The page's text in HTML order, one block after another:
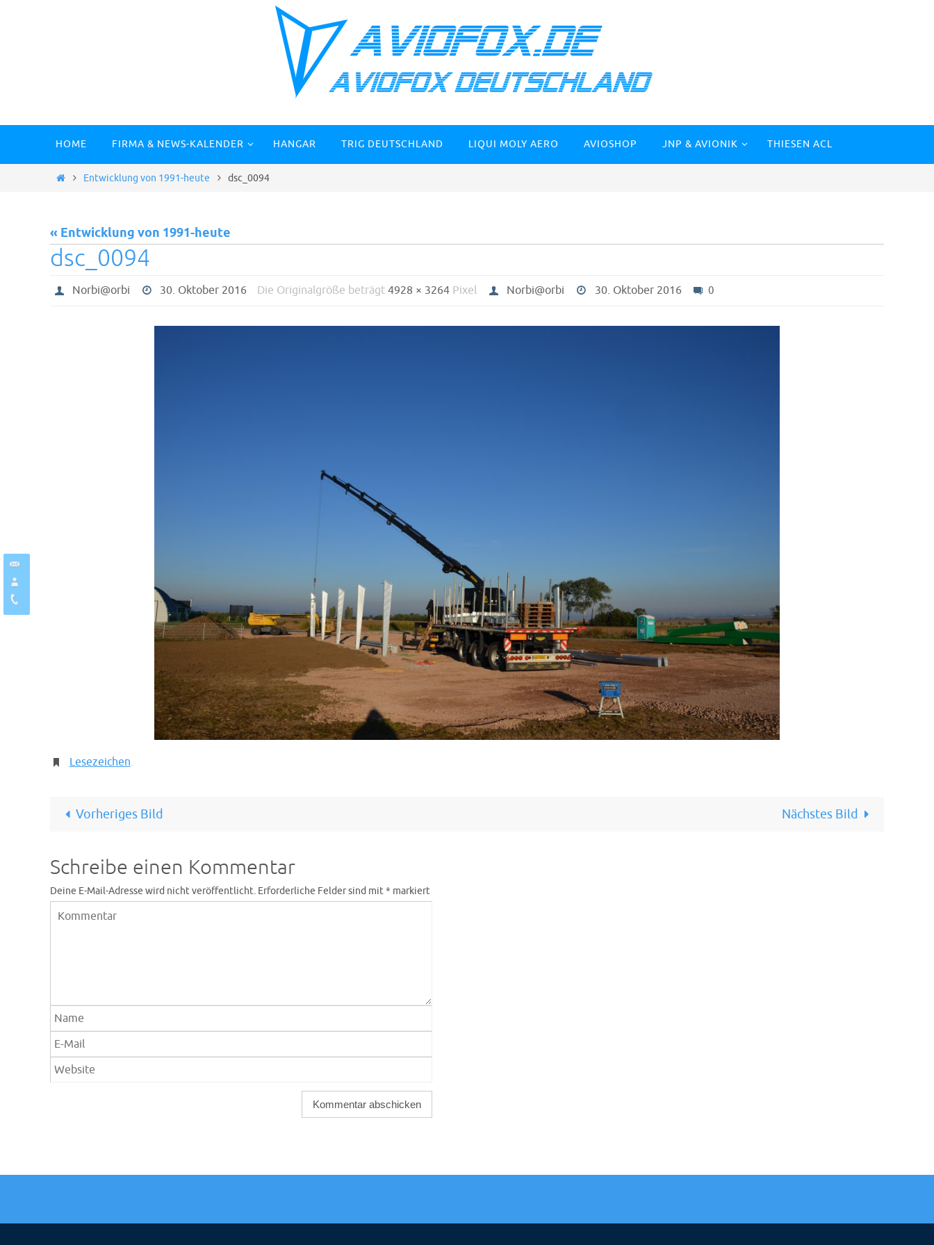
springen
HOME FIRMA & NEWS-KALENDER HANGAR TRIG DEUTSCHLAND LIQUI MOLY AERO AVIOSHOP JNP & AVIONIK THIESEN ACL
StartEntwicklung von 1991-heute dsc_0094
« Entwicklung von 1991-heute
dsc_0094
Norbi@orbi 30. Oktober 2016 Die Originalgröße beträgt4928 × 3264 Pixel Norbi@orbi 30. Oktober 2016 0
Lesezeichen.
Vorheriges Bild Nächstes Bild
Schreibe einen Kommentar
Deine E-Mail-Adresse wird nicht veröffentlicht. Erforderliche Felder sind mit* markiert